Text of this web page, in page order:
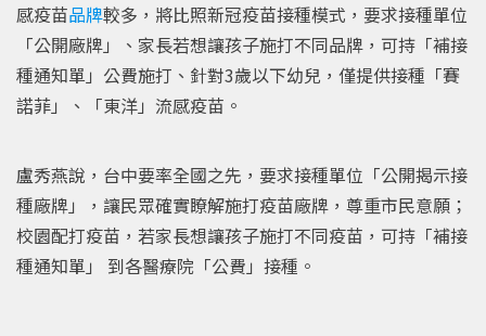
感疫苗品牌較多，將比照新冠疫苗接種模式，要求接種單位
「公開廠牌」、家長若想讓孩子施打不同品牌，可持「補接
種通知單」公費施打、針對3歲以下幼兒，僅提供接種「賽
諾菲」、「東洋」流感疫苗。
盧秀燕說，台中要率全國之先，要求接種單位「公開揭示接
種廠牌」，讓民眾確實瞭解施打疫苗廠牌，尊重市民意願；
校園配打疫苗，若家長想讓孩子施打不同疫苗，可持「補接
種通知單」 到各醫療院「公費」接種。